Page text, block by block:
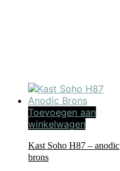
Toevoegen aan
winkelwagen
Kast Soho H87 – anodic
brons